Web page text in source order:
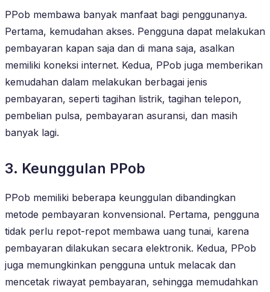
PPob membawa banyak manfaat bagi penggunanya.
Pertama, kemudahan akses. Pengguna dapat melakukan
pembayaran kapan saja dan di mana saja, asalkan
memiliki koneksi internet. Kedua, PPob juga memberikan
kemudahan dalam melakukan berbagai jenis
pembayaran, seperti tagihan listrik, tagihan telepon,
pembelian pulsa, pembayaran asuransi, dan masih
banyak lagi.
3. Keunggulan PPob
PPob memiliki beberapa keunggulan dibandingkan
metode pembayaran konvensional. Pertama, pengguna
tidak perlu repot-repot membawa uang tunai, karena
pembayaran dilakukan secara elektronik. Kedua, PPob
juga memungkinkan pengguna untuk melacak dan
mencetak riwayat pembayaran, sehingga memudahkan